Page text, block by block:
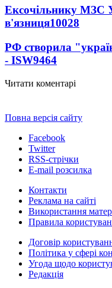
Ексочільнику МЗС
в'язниця10028
РФ створила
- ISW9464
Читати коментарі
Повна версія сайту
Facebook
Twitter
RSS-стрічки
E-mail розсилка
Контакти
Реклама на сайті
Використання
Правила
Договір
Політика у сфері
Угода щодо
Редакція